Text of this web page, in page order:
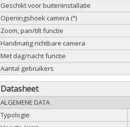
Geschikt voor buiteninstallatie
Openingshoek camera (°)
Zoom, pan/tilt functie
Handmatig richtbare camera
Met dag/nacht functie
Aantal gebruikers
Datasheet
ALGEMENE DATA
Typologie